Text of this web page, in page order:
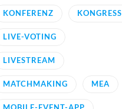
KONFERENZ KONGRESS
LIVE-VOTING
LIVESTREAM
MATCHMAKING MEA